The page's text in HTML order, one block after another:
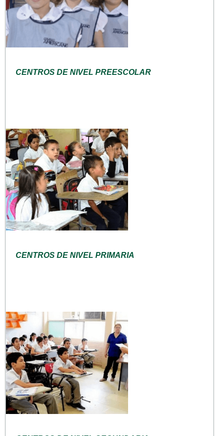
CENTROS DE NIVEL PREESCOLAR
CENTROS DE NIVEL PRIMARIA